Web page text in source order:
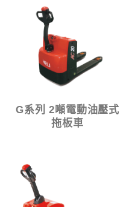
G系列 2噸電動油壓式
拖板車